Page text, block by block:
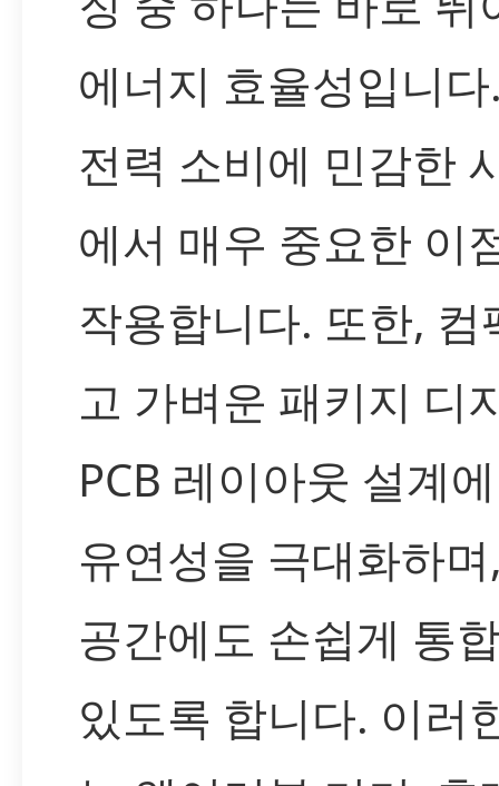
에너지 효율성입니
전력 소비에 민감한
에서 매우 중요한 이
작용합니다. 또한, 컴
고 가벼운 패키지 디
PCB 레이아웃 설계
유연성을 극대화하
공간에도 손쉽게 통
있도록 합니다. 이러